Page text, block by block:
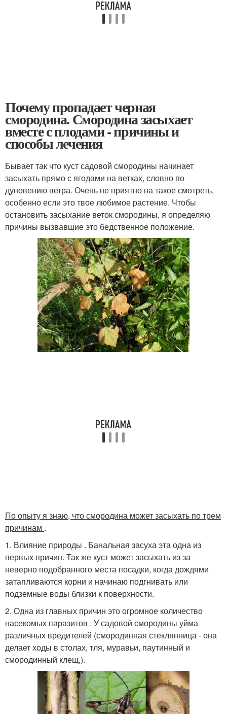
Почему пропадает черная
смородина. Смородина засыхает
вместе с плодами - причины и
способы лечения
Бывает так что куст садовой смородины начинает
засыхать прямо с ягодами на ветках, словно по
дуновению ветра. Очень не приятно на такое смотреть,
особенно если это твое любимое растение. Чтобы
остановить засыхание веток смородины, я определяю
причины вызвавшие это бедственное положение.
По опыту я знаю, что смородина может засыхать по трем
причинам .
1. Влияние природы . Банальная засуха эта одна из
первых причин. Так же куст может засыхать из за
неверно подобранного места посадки, когда дождями
затапливаются корни и начинаю подгнивать или
подземные воды близки к поверхности.
2. Одна из главных причин это огромное количество
насекомых паразитов . У садовой смородины уйма
различных вредителей (смородинная стеклянница - она
делает ходы в столах, тля, муравьи, паутинный и
смородинный клещ,).